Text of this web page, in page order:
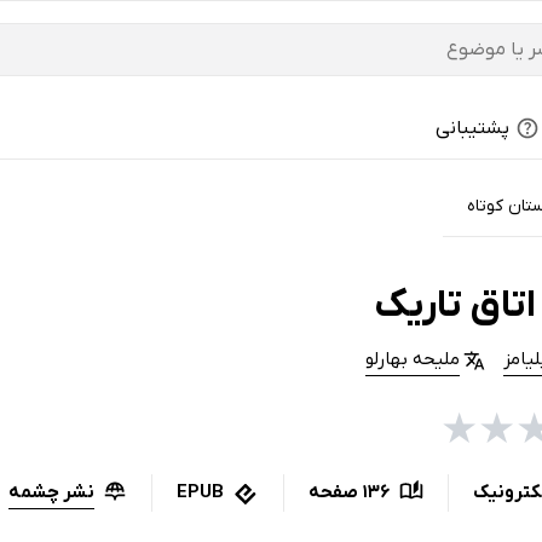
پشتیبانی
کوتاه
تاریک
ملیحه بهارلو
★
★
136 صفحه EPUB نشر چشمه